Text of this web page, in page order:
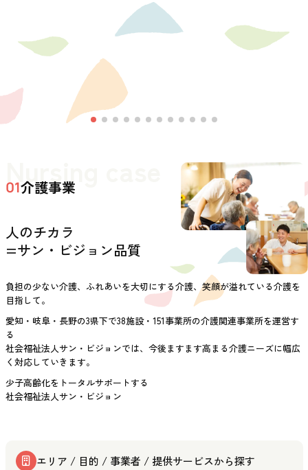
Nursing case
01介護事業
人のチカラ
=サン・ビジョン品質
負担の少ない介護、ふれあいを大切にする介護、笑顔が溢れている介護を
目指して。
愛知・岐阜・長野の3県下で38施設・151事業所の介護関連事業所を運営す
る
社会福祉法人サン・ビジョンでは、今後ますます高まる介護ニーズに幅広
く対応していきます。
少子高齢化をトータルサポートする
社会福祉法人サン・ビジョン
エリア / 目的 / 事業者 / 提供サービスから探す